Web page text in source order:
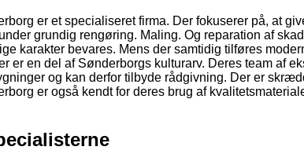
er et specialiseret firma. Der fokuserer på, at
grundig rengøring. Maling. Og reparation af
karakter bevares. Mens der samtidig tilføres
er en del af Sønderborgs kulturarv. Deres team af
og kan derfor tilbyde rådgivning. Der er
er også kendt for deres brug af